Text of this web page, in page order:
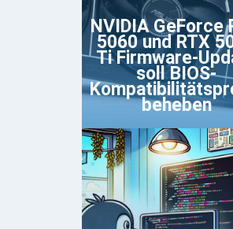
NVIDIA GeForce
5060 und RTX
Ti Firmware-
soll BIOS-
beheben